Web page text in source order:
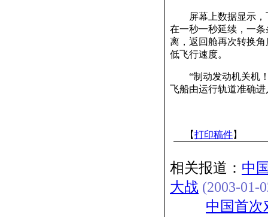
屏幕上数据显示，
在一秒一秒延续，一
离，返回舱再次转换
低飞行速度。
“制动发动机关机！
飞船由运行轨道准确
【打印稿件】
相关报道： 中
大战 (2003-01-
中国首次